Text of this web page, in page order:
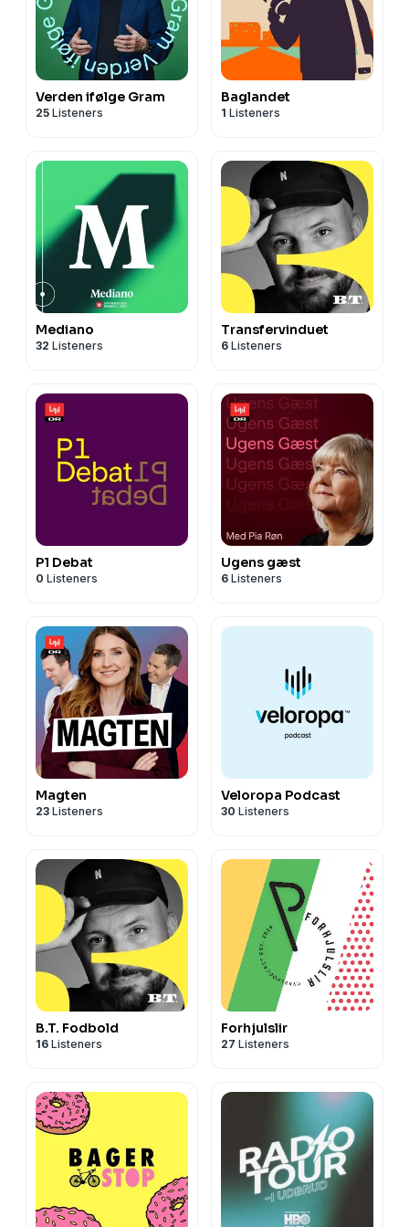
Verden ifølge Gram
25 Listeners
Baglandet
1 Listeners
Mediano
32 Listeners
Transfervinduet
6 Listeners
P1 Debat
0 Listeners
Ugens gæst
6 Listeners
Magten
23 Listeners
Veloropa Podcast
30 Listeners
B.T. Fodbold
16 Listeners
Forhjulslir
27 Listeners